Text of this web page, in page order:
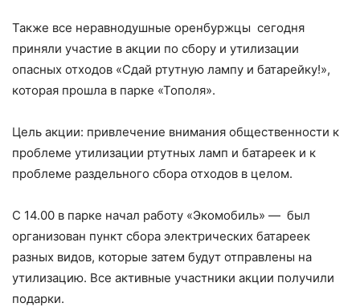
Также все неравнодушные оренбуржцы сегодня
приняли участие в акции по сбору и утилизации
опасных отходов «Сдай ртутную лампу и батарейку!»,
которая прошла в парке «Тополя».
Цель акции: привлечение внимания общественности к
проблеме утилизации ртутных ламп и батареек и к
проблеме раздельного сбора отходов в целом.
С 14.00 в парке начал работу «Экомобиль» — был
организован пункт сбора электрических батареек
разных видов, которые затем будут отправлены на
утилизацию. Все активные участники акции получили
подарки.